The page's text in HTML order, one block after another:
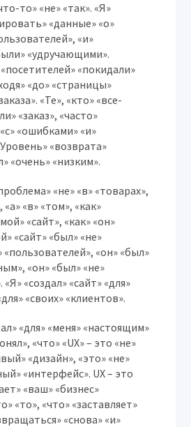
то» «не» «так». «Я»
«данные» «о»
«и»
«удручающими».
«покидали»
«до» «страницы»
«Те», «кто» «все-
«заказ», «часто»
«ошибками» «и»
«возврата»
«очень» «низким».
«не» «в» «товарах»,
«а» «в» «том», «как»
«сайт», «как» «он»
«сайт» «был» «не»
«пользователей», «он» «был»
«он» «был» «не»
«создал» «сайт» «для»
«своих» «клиентов».
«для» «меня» «настоящим»
«что» «UX» – это «не»
«дизайн», «это» «не»
«интерфейс». UX – это
«ваш» «бизнес»
«то», «что» «заставляет»
«снова» «и»